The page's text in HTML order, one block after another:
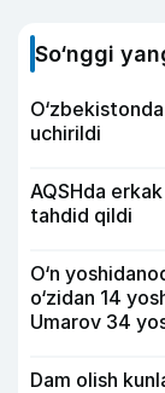
So‘nggi
uchirildi
AQSHda
tahdid qildi
O‘n
o‘zidan 14
Umarov 34
Dam olish